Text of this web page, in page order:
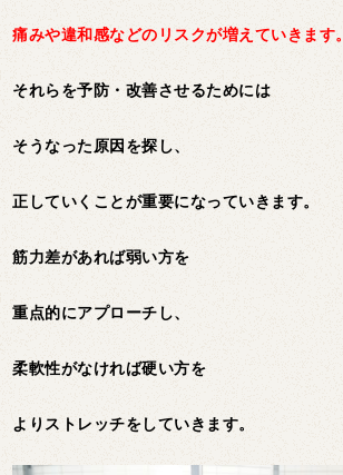
痛みや違和感などのリスクが増えていきます。
それらを予防・改善させるためには
そうなった原因を探し、
正していくことが重要になっていきます。
筋力差があれば弱い方を
重点的にアプローチし、
柔軟性がなければ硬い方を
よりストレッチをしていきます。